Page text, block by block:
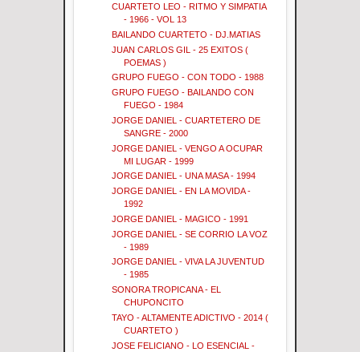
CUARTETO LEO - RITMO Y SIMPATIA
- 1966 - VOL 13
BAILANDO CUARTETO - DJ.MATIAS
JUAN CARLOS GIL - 25 EXITOS (
POEMAS )
GRUPO FUEGO - CON TODO - 1988
GRUPO FUEGO - BAILANDO CON
FUEGO - 1984
JORGE DANIEL - CUARTETERO DE
SANGRE - 2000
JORGE DANIEL - VENGO A OCUPAR
MI LUGAR - 1999
JORGE DANIEL - UNA MASA - 1994
JORGE DANIEL - EN LA MOVIDA -
1992
JORGE DANIEL - MAGICO - 1991
JORGE DANIEL - SE CORRIO LA VOZ
- 1989
JORGE DANIEL - VIVA LA JUVENTUD
- 1985
SONORA TROPICANA - EL
CHUPONCITO
TAYO - ALTAMENTE ADICTIVO - 2014 (
CUARTETO )
JOSE FELICIANO - LO ESENCIAL -